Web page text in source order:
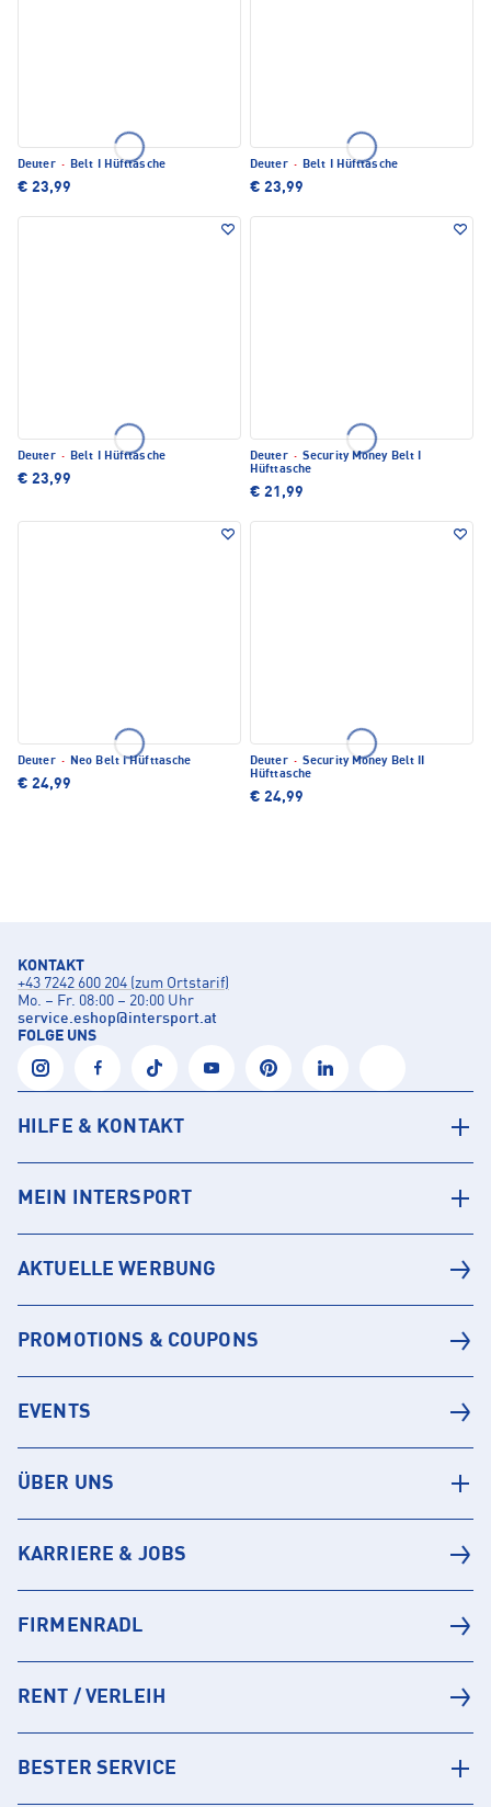
Deuter · Belt I Hüfttasche
€ 23,99
Deuter · Belt I Hüfttasche
€ 23,99
Deuter · Belt I Hüfttasche
€ 23,99
Deuter · Security Money Belt I
Hüfttasche
€ 21,99
Deuter · Neo Belt I Hüfttasche
€ 24,99
Deuter · Security Money Belt II
Hüfttasche
€ 24,99
KONTAKT
+43 7242 600 204 (zum Ortstarif)
Mo. – Fr. 08:00 – 20:00 Uhr
service.eshop@intersport.at
FOLGE UNS
HILFE & KONTAKT
MEIN INTERSPORT
AKTUELLE WERBUNG
PROMOTIONS & COUPONS
EVENTS
ÜBER UNS
KARRIERE & JOBS
FIRMENRADL
RENT / VERLEIH
BESTER SERVICE